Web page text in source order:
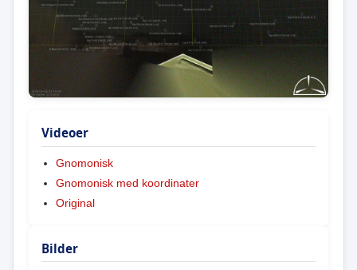
Videoer
Gnomonisk
Gnomonisk med koordinater
Original
Bilder